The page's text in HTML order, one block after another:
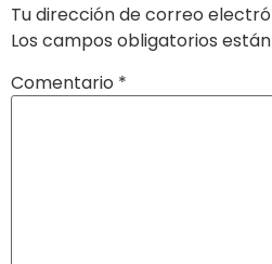
Tu dirección de correo
Los campos obligatorios
Comentario *